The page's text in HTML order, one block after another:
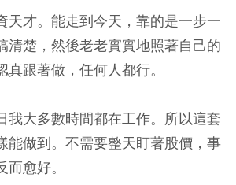
天才。能走到今天，靠的是一步一
清楚，然後老老實實地照著自己的
跟著做，任何人都行。
我大多數時間都在工作。所以這套
能做到。不需要整天盯著股價，事
愈好。